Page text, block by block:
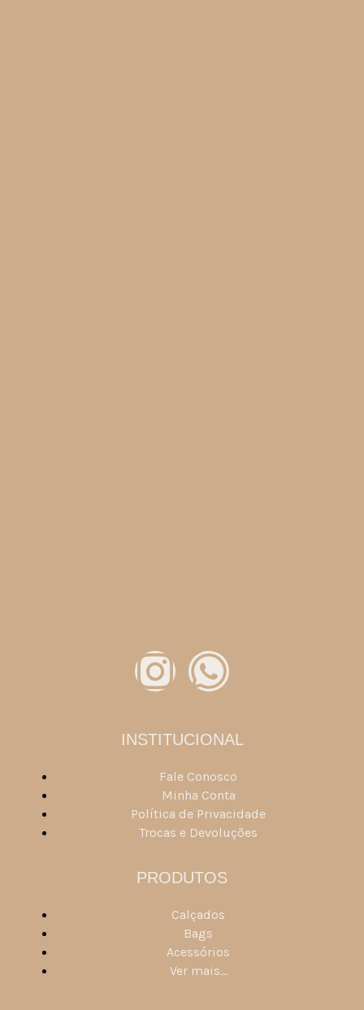
INSTITUCIONAL
Fale Conosco
Minha Conta
Política de Privacidade
Trocas e Devoluções
PRODUTOS
Calçados
Bags
Acessórios
Ver mais...